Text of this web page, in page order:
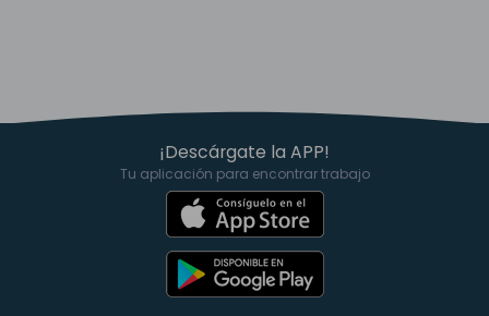
¡Descárgate la APP!
Tu aplicación para encontrar trabajo